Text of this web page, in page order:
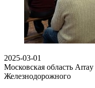
2025-03-01
Московская область Array
Железнодорожного